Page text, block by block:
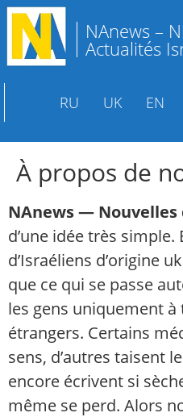
NAnews –
Actualités
RU UK EN
À propos de
NAnews — Nouvelles
d’une idée très simple.
d’Israéliens d’origine
que ce qui se passe
les gens uniquement
étrangers. Certains
sens, d’autres taisent
encore écrivent si
même se perd. Alors